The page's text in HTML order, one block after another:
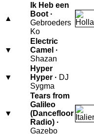
▲
Ik Heb een
Boot ·
Gebroeders
Ko
▼
Electric
Camel ·
Shazan
▼
Hyper
Hyper · DJ
Sygma
▼
Tears from
Galileo
(Dancefloor
Radio) ·
Gazebo